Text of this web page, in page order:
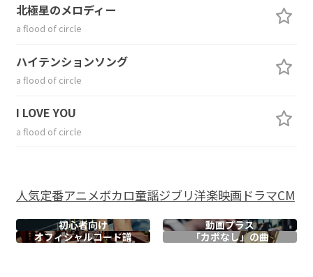
北極星のメロディー
a flood of circle
ハイテンションソング
a flood of circle
I LOVE YOU
a flood of circle
人気定番アニメボカロ童謡ジブリ洋楽映画ドラマCM
初心者向け
動画プラス
オフィシャルコード譜 「カポなし」の曲